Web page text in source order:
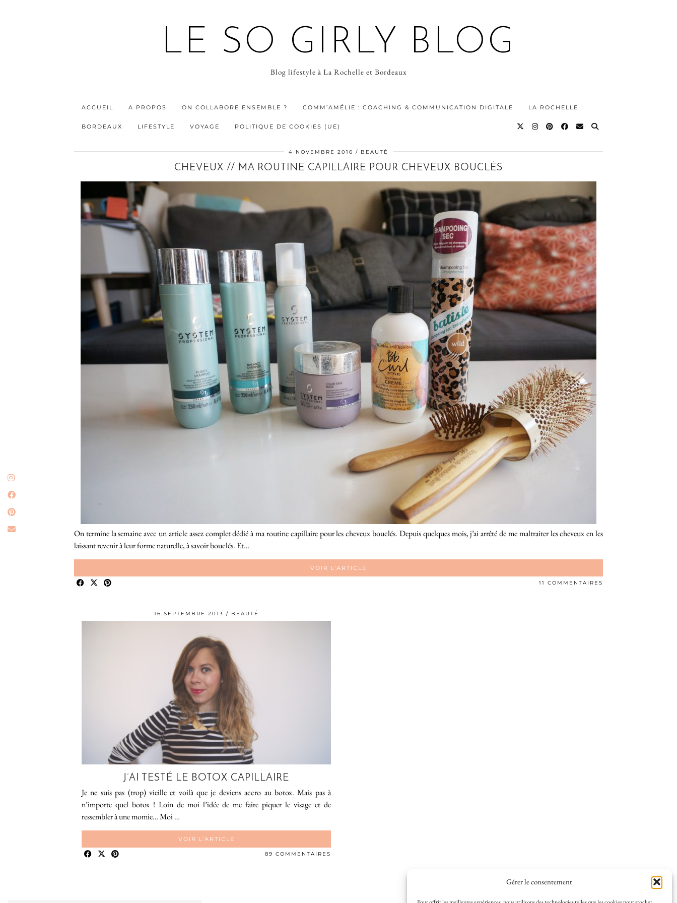
Gérer le consentement
LE SO GIRLY BLOG
Blog lifestyle à La Rochelle et Bordeaux
ACCUEIL A PROPOS ON COLLABORE ENSEMBLE ? COMM’AMÉLIE : COACHING & COMMUNICATION DIGITALE LA ROCHELLE
BORDEAUX LIFESTYLE VOYAGE POLITIQUE DE COOKIES (UE)
4 NOVEMBRE 2016 BEAUTÉ
CHEVEUX // MA ROUTINE CAPILLAIRE POUR CHEVEUX BOUCLÉS
On termine la semaine avec un article assez complet dédié à ma routine capillaire pour les cheveux bouclés. Depuis quelques mois, j’ai arrêté de me maltraiter les cheveux en les
laissant revenir à leur forme naturelle, à savoir bouclés. Et…
VOIR L’ARTICLE
11 COMMENTAIRES
16 SEPTEMBRE 2013 BEAUTÉ
J’AI TESTÉ LE BOTOX CAPILLAIRE
Je ne suis pas (trop) vieille et voilà que je deviens accro au botox. Mais pas à
n’importe quel botox ! Loin de moi l’idée de me faire piquer le visage et de
ressembler à une momie… Moi …
VOIR L’ARTICLE
89 COMMENTAIRES